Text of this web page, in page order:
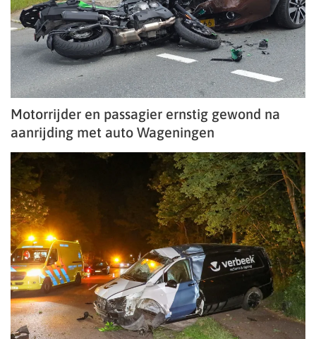
Motorrijder en passagier ernstig gewond na
aanrijding met auto Wageningen